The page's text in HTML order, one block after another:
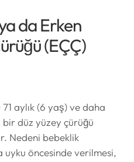
da Erken
(EÇÇ)
aylık (6 yaş) ve daha
düz yüzey çürüğü
Nedeni bebeklik
öncesinde verilmesi,